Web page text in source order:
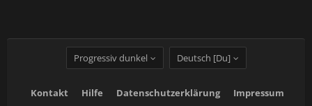
Progressiv dunkel Deutsch [Du]
Kontakt Hilfe Datenschutzerklärung Impressum